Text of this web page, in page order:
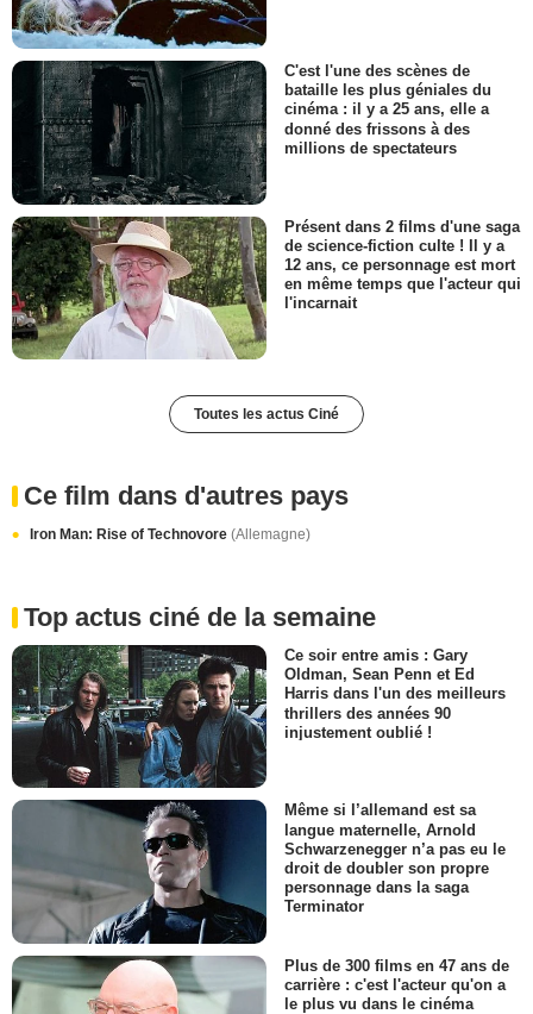
C'est l'une des scènes de
bataille les plus géniales du
cinéma : il y a 25 ans, elle a
donné des frissons à des
millions de spectateurs
Présent dans 2 films d'une saga
de science-fiction culte ! Il y a
12 ans, ce personnage est mort
en même temps que l'acteur qui
l'incarnait
Toutes les actus Ciné
Ce film dans d'autres pays
Iron Man: Rise of Technovore (Allemagne)
Top actus ciné de la semaine
Ce soir entre amis : Gary
Oldman, Sean Penn et Ed
Harris dans l'un des meilleurs
thrillers des années 90
injustement oublié !
Même si l’allemand est sa
langue maternelle, Arnold
Schwarzenegger n’a pas eu le
droit de doubler son propre
personnage dans la saga
Terminator
Plus de 300 films en 47 ans de
carrière : c'est l'acteur qu'on a
le plus vu dans le cinéma